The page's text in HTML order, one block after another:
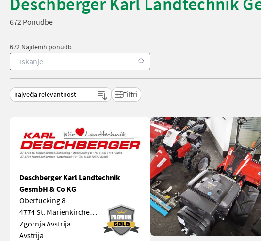
672 Ponudbe
672 Najdenih ponudb
Filtri
Deschberger Karl Landtechnik
GesmbH & Co KG
Oberfucking 8
4774 St. Marienkirchen/Schärding
Zgornja Avstrija
Avstrija